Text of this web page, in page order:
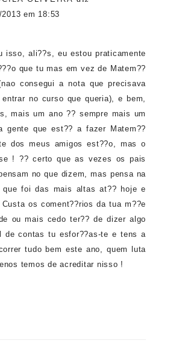
2013 em 18:53
isso, ali??s, eu estou praticamente
que tu mas em vez de Matem??
consegui a nota que precisava
no curso que queria), e bem,
mais um ano ?? sempre mais um
gente que est?? a fazer Matem??
dos meus amigos est??o, mas o
! ?? certo que as vezes os pais
no que dizem, mas pensa na
foi das mais altas at?? hoje e
os coment??rios da tua m??e
ou mais cedo ter?? de dizer algo
de contas tu esfor??as-te e tens a
tudo bem este ano, quem luta
temos de acreditar nisso !